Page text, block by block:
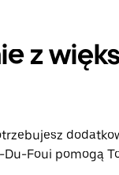
z
Foui pomogą